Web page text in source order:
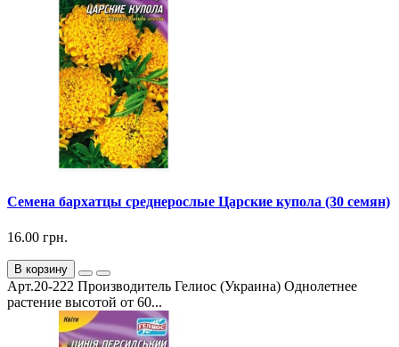
Семена бархатцы среднерослые Царские купола (30 семян)
16.00 грн.
В корзину
Арт.20-222 Производитель Гелиос (Украина) Однолетнее
растение высотой от 60...